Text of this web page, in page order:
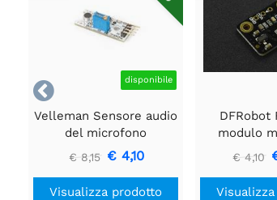
 disponibile
Velleman Sensore audio
del microfono
€ 8,15 € 4,10
Visualizza prodotto
DFRobot
modulo
€ 4,10